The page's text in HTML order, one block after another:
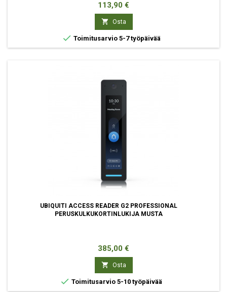
Hinta
113,90 €
 Osta
 Toimitusarvio 5-7 työpäivää
UBIQUITI ACCESS READER G2 PROFESSIONAL
PERUSKULKUKORTINLUKIJA MUSTA
Hinta
385,00 €
 Osta
 Toimitusarvio 5-10 työpäivää